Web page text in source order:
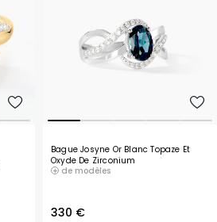
Bague Josyne Or Blanc Topaze Et
Oxyde De Zirconium
de modèles
330 €